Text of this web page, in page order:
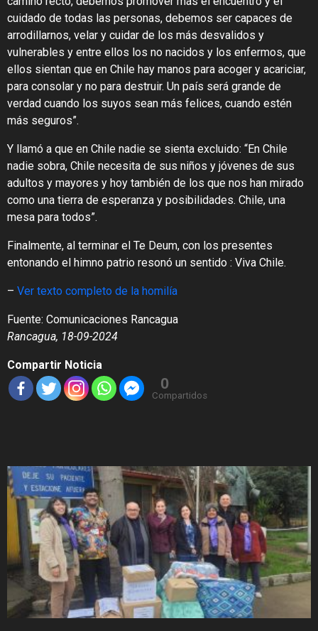
cuidado de todas las personas, debemos ser capaces de
arrodillarnos, velar y cuidar de los más desvalidos y
vulnerables y entre ellos los no nacidos y los enfermos, que
ellos sientan que en Chile hay manos para acoger y acariciar,
para consolar y no para destruir. Un país será grande de
verdad cuando los suyos sean más felices, cuando estén
más seguros”.
Y llamó a que en Chile nadie se sienta excluido: “En Chile
nadie sobra, Chile necesita de sus niños y jóvenes de sus
adultos y mayores y hoy también de los que nos han mirado
como una tierra de esperanza y posibilidades. Chile, una
mesa para todos”.
Finalmente, al terminar el Te Deum, con los presentes
entonando el himno patrio resonó un sentido : Viva Chile.
– Ver texto completo de la homilía
Fuente: Comunicaciones Rancagua
Rancagua, 18-09-2024
Compartir Noticia
0
Compartidos